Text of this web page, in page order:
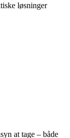
løsninger
at tage – både